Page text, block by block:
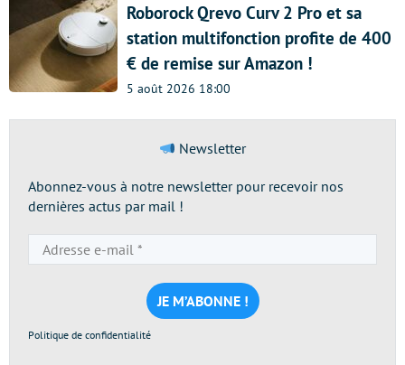
Roborock Qrevo Curv 2 Pro et sa
station multifonction profite de 400
€ de remise sur Amazon !
5 août 2026 18:00
Newsletter
Abonnez-vous à notre newsletter pour recevoir nos
dernières actus par mail !
e-
mail
*
Politique de confidentialité